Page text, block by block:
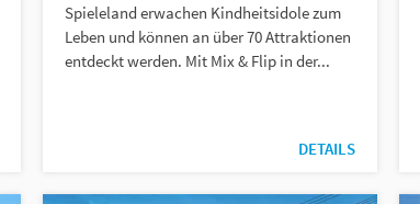
Spieleland erwachen Kindheitsidole zum
Leben und können an über 70 Attraktionen
entdeckt werden. Mit Mix & Flip in der...
DETAILS